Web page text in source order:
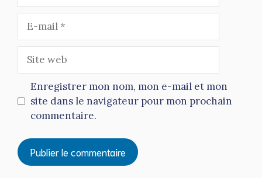
mail
web
Enregistrer mon nom, mon e-mail et mon
site dans le navigateur pour mon prochain
commentaire.